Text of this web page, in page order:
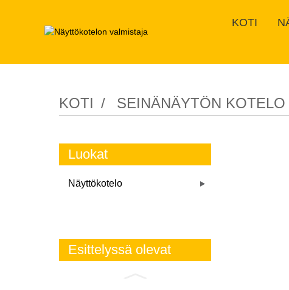
KOTI
KOTI SEINÄNÄYTÖN KOTELO
Luokat
Näyttökotelo
Esittelyssä olevat